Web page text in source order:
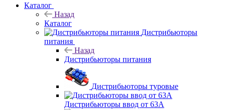
Каталог
Назад
Каталог
Дистрибьюторы
питания
Назад
Дистрибьюторы питания
Дистрибьюторы туровые
Дистрибьюторы ввод от 63A